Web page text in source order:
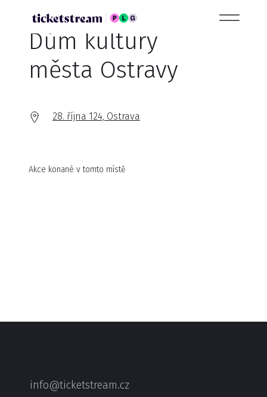
Dům kultury
města Ostravy
28. října 124, Ostrava
Akce konané v tomto místě
info@ticketstream.cz